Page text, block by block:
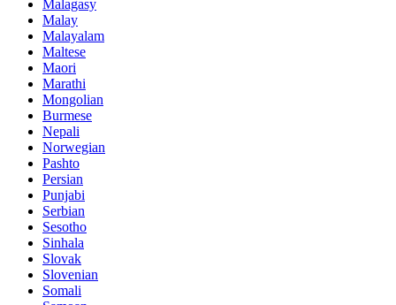
Malagasy
Malay
Malayalam
Maltese
Maori
Marathi
Mongolian
Burmese
Nepali
Norwegian
Pashto
Persian
Punjabi
Serbian
Sesotho
Sinhala
Slovak
Slovenian
Somali